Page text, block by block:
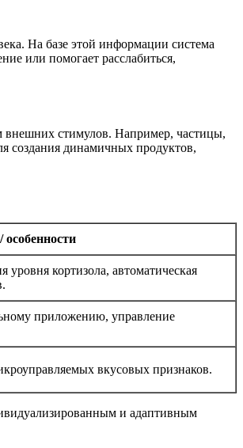
На базе этой информации система
или помогает расслабиться,
внешних стимулов. Например, частицы,
создания динамичных продуктов,
особенности
уровня кортизола, автоматическая
приложению, управление
вкусовых признаков.
и адаптивным